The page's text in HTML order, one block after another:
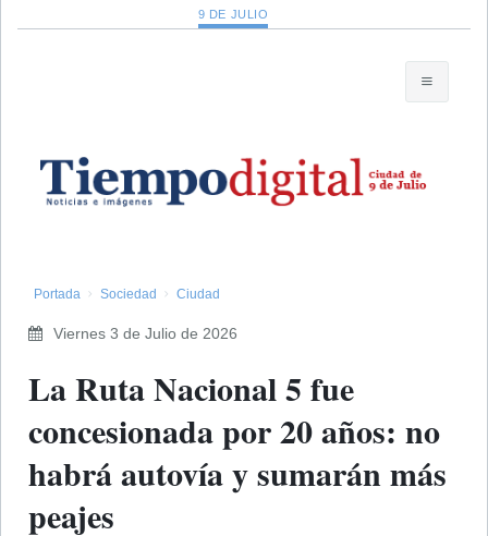
9 DE JULIO
Portada Sociedad Ciudad
Viernes 3 de Julio de 2026
La Ruta Nacional 5 fue
concesionada por 20 años: no
habrá autovía y sumarán más
peajes